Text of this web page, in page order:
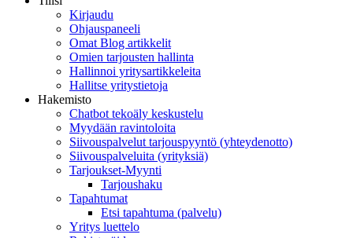
Kirjaudu
Ohjauspaneeli
Omat Blog artikkelit
Omien tarjousten hallinta
Hallinnoi yritysartikkeleita
Hallitse yritystietoja
Hakemisto
Chatbot tekoäly keskustelu
Myydään ravintoloita
Siivouspalvelut tarjouspyyntö (yhteydenotto)
Siivouspalveluita (yrityksiä)
Tarjoukset-Myynti
Tarjoushaku
Tapahtumat
Etsi tapahtuma (palvelu)
Yritys luettelo